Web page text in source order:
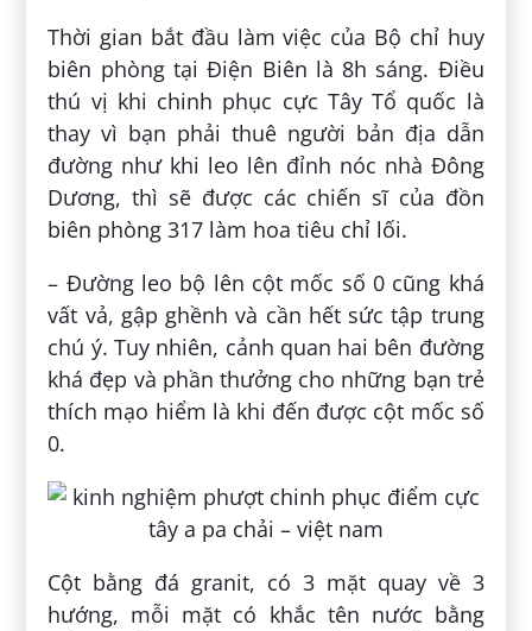
Thời gian bắt đầu làm việc của Bộ chỉ huy
biên phòng tại Điện Biên là 8h sáng. Điều
thú vị khi chinh phục cực Tây Tổ quốc là
thay vì bạn phải thuê người bản địa dẫn
đường như khi leo lên đỉnh nóc nhà Đông
Dương, thì sẽ được các chiến sĩ của đồn
biên phòng 317 làm hoa tiêu chỉ lối.
– Đường leo bộ lên cột mốc số 0 cũng khá
vất vả, gập ghềnh và cần hết sức tập trung
chú ý. Tuy nhiên, cảnh quan hai bên đường
khá đẹp và phần thưởng cho những bạn trẻ
thích mạo hiểm là khi đến được cột mốc số
0.
Cột bằng đá granit, có 3 mặt quay về 3
hướng, mỗi mặt có khắc tên nước bằng